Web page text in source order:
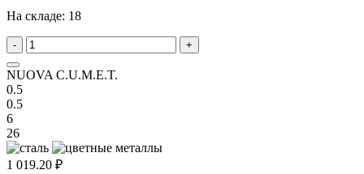
На складе: 18
- +
NUOVA C.U.M.E.T.
0.5
0.5
6
26
1 019.20 ₽